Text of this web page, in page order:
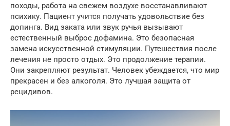
походы, работа на свежем воздухе восстанавливают
психику. Пациент учится получать удовольствие без
допинга. Вид заката или звук ручья вызывают
естественный выброс дофамина. Это безопасная
замена искусственной стимуляции. Путешествия после
лечения не просто отдых. Это продолжение терапии.
Они закрепляют результат. Человек убеждается, что мир
прекрасен и без алкоголя. Это лучшая защита от
рецидивов.